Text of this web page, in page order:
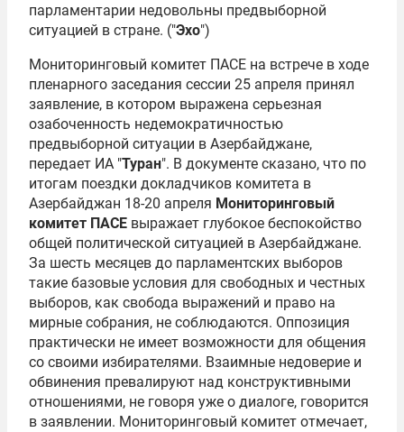
парламентарии недовольны предвыборной
ситуацией в стране. ("Эхо")
Мониторинговый комитет ПАСЕ на встрече в ходе
пленарного заседания сессии 25 апреля принял
заявление, в котором выражена серьезная
озабоченность недемократичностью
предвыборной ситуации в Азербайджане,
передает ИА "Туран". В документе сказано, что по
итогам поездки докладчиков комитета в
Азербайджан 18-20 апреля Мониторинговый
комитет ПАСЕ выражает глубокое беспокойство
общей политической ситуацией в Азербайджане.
За шесть месяцев до парламентских выборов
такие базовые условия для свободных и честных
выборов, как свобода выражений и право на
мирные собрания, не соблюдаются. Оппозиция
практически не имеет возможности для общения
со своими избирателями. Взаимные недоверие и
обвинения превалируют над конструктивными
отношениями, не говоря уже о диалоге, говорится
в заявлении. Мониторинговый комитет отмечает,